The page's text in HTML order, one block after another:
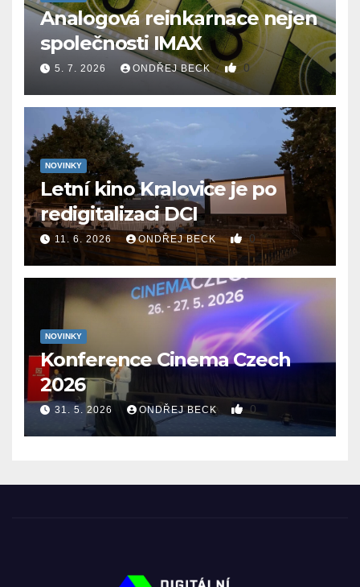
Analogová reinkarnace nejen
společnosti IMAX
5. 7. 2026 ONDŘEJ BECK 0
NOVINKY
Letní kino Kralovice je po
redigitalizaci DCI
11. 6. 2026 ONDŘEJ BECK 0
NOVINKY
Konference Cinema Czech
2026
31. 5. 2026 ONDŘEJ BECK 0